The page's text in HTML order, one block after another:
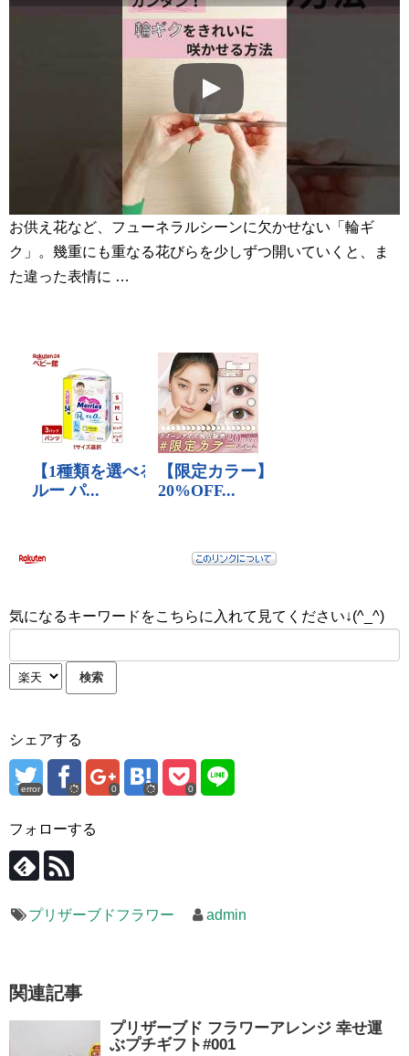
お供え花など、フューネラルシーンに欠かせない「輪ギ
ク」。幾重にも重なる花びらを少しずつ開いていくと、ま
た違った表情に …
気になるキーワードをこちらに入れて見てください↓(^_^)
シェアする
error 0 0
フォローする
プリザーブドフラワー admin
関連記事
プリザーブド フラワーアレンジ 幸せ運
ぶプチギフト#001